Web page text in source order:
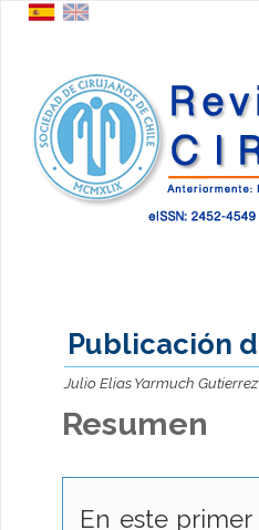
Publicación
Julio Elias Yarmuch Gutierrez
Resumen
En este